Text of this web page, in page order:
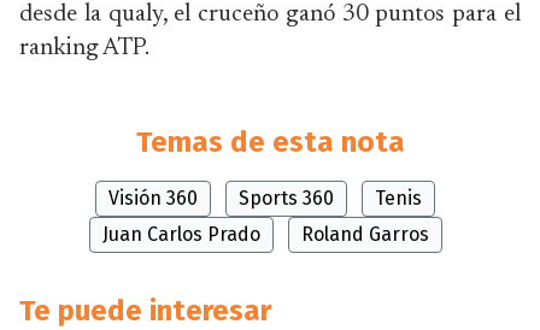
desde la qualy, el cruceño ganó 30 puntos para el
ranking ATP.
Temas de esta nota
Visión 360 Sports 360
Tenis
Juan Carlos Prado
Roland Garros
Te puede interesar